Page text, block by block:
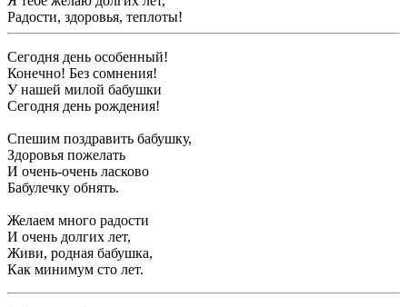
Радости, здоровья, теплоты!
Сегодня день особенный!
Конечно! Без сомнения!
У нашей милой бабушки
Сегодня день рождения!
Спешим поздравить бабушку,
Здоровья пожелать
И очень-очень ласково
Бабулечку обнять.
Желаем много радости
И очень долгих лет,
Живи, родная бабушка,
Как минимум сто лет.